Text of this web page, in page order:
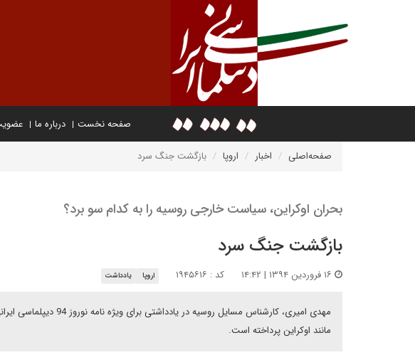
صفحه نخست درباره ما
صفحه‌اصلی اخبار اروپا بازگشت جنگ سرد
بحران اوکراین، سیاست خارجی روسیه را به کدام سو برد؟
بازگشت جنگ سرد
کد : ۱۹۴۵۶۱۶ اروپا یادداشت
مهدی امیری، کارشناس
مانند اوکراین پرداخته است.